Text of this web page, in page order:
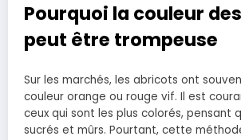
Pourquoi la couleur
peut être trompeuse
Sur les marchés, les abricots ont
couleur orange ou rouge vif. Il est
ceux qui sont les plus colorés, pensant
sucrés et mûrs. Pourtant, cette